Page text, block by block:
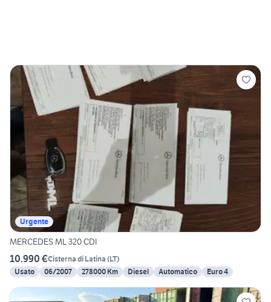
Urgente
MERCEDES ML 320 CDI
10.990 €Cisterna di Latina (LT)
Usato
06/2007 278000 Km Diesel Automatico Euro 4